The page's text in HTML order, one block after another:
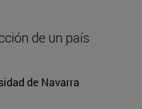
de un país
de Navarra